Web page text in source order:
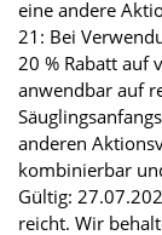
eine andere
21: Bei
20 % Rabatt auf
anwendbar auf
anderen
kombinierbar
Gültig:
reicht. Wir